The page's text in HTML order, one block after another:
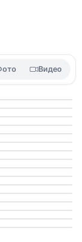
Видео